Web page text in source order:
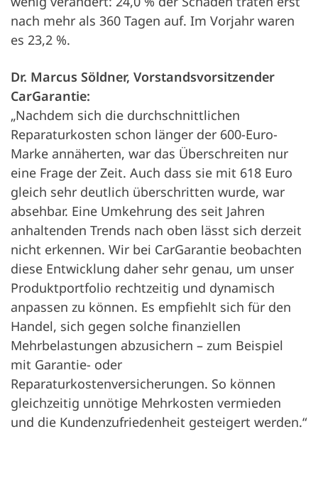
nach mehr als 360 Tagen auf. Im Vorjahr waren
es 23,2 %.
Dr. Marcus Söldner, Vorstandsvorsitzender
CarGarantie:
„Nachdem sich die durchschnittlichen
Reparaturkosten schon länger der 600-Euro-
Marke annäherten, war das Überschreiten nur
eine Frage der Zeit. Auch dass sie mit 618 Euro
gleich sehr deutlich überschritten wurde, war
absehbar. Eine Umkehrung des seit Jahren
anhaltenden Trends nach oben lässt sich derzeit
nicht erkennen. Wir bei CarGarantie beobachten
diese Entwicklung daher sehr genau, um unser
Produktportfolio rechtzeitig und dynamisch
anpassen zu können. Es empfiehlt sich für den
Handel, sich gegen solche finanziellen
Mehrbelastungen abzusichern – zum Beispiel
mit Garantie- oder
Reparaturkostenversicherungen. So können
gleichzeitig unnötige Mehrkosten vermieden
und die Kundenzufriedenheit gesteigert werden.“